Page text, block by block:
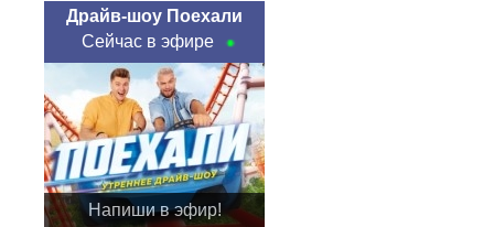
Драйв-шоу Поехали
Сейчас в эфире
Напиши в эфир!